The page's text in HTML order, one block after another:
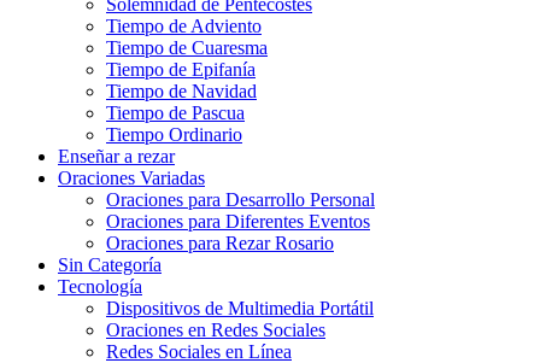
Tiempo de Adviento
Tiempo de Cuaresma
Tiempo de Epifanía
Tiempo de Navidad
Tiempo de Pascua
Tiempo Ordinario
Enseñar a rezar
Oraciones Variadas
Oraciones para Desarrollo Personal
Oraciones para Diferentes Eventos
Oraciones para Rezar Rosario
Sin Categoría
Tecnología
Dispositivos de Multimedia Portátil
Oraciones en Redes Sociales
Redes Sociales en Línea